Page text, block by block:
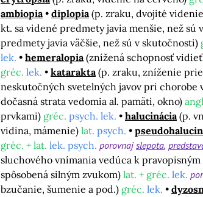
ambiopia
diplopia (p. zraku, dvojité
kt. sa videné predmety javia menšie, než sú
predmety javia väčšie, než sú v skutočnosti)
lek.
hemeralopia (znížená schopnosť
gréc. lek. katarakta (p. zraku, zníženie
neskutočných svetelných javov pri chorobe
dočasná strata vedomia al. pamäti, okno)
prvkami) gréc. psych. lek. halucinácia (p.
vidina, mámenie) lat. psych.
gréc. + lat. lek. psych. porovnajslepota
sluchového vnímania vedúca k
spôsobená silným zvukom) lat. + gréc. lek.
bzučanie, šumenie a pod.) gréc. lek.